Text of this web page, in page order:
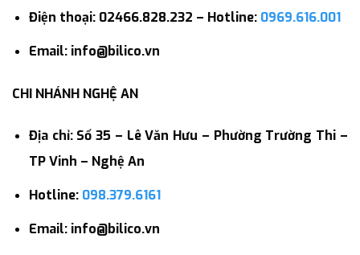
Điện thoại: 02466.828.232 – Hotline: 0969.616.001
Email: info@bilico.vn
CHI NHÁNH NGHỆ AN
Địa chỉ: Số 35 – Lê Văn Hưu – Phường Trường Thi –
TP Vinh – Nghệ An
Hotline: 098.379.6161
Email: info@bilico.vn